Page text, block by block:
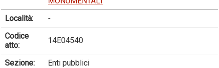
Località:
-
Codice
atto:
14E04540
Sezione:
Enti pubblici